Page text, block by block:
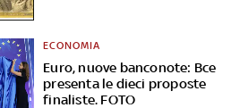
Euro, nuove banconote: Bce
presenta le dieci proposte
finaliste. FOTO
ECONOMIA